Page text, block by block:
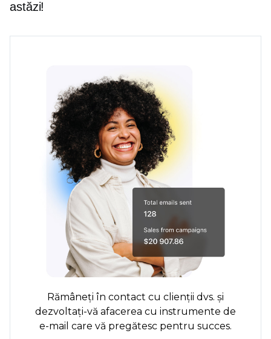
astăzi!
Rămâneți în contact cu clienții dvs. și
dezvoltați-vă afacerea cu instrumente de
e-mail care vă pregătesc pentru succes.